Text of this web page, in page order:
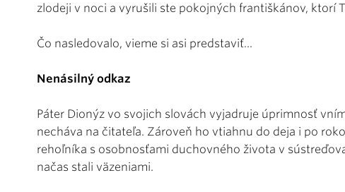
zlodeji v noci a vyrušili ste pokojných františkánov, ktorí
Čo nasledovalo, vieme si asi predstaviť...
Nenásilný odkaz
Páter Dionýz vo svojich slovách vyjadruje úprimnosť
necháva na čitateľa. Zároveň ho vtiahnu do deja i po
rehoľníka s osobnosťami duchovného života v
načas stali väzeniami.